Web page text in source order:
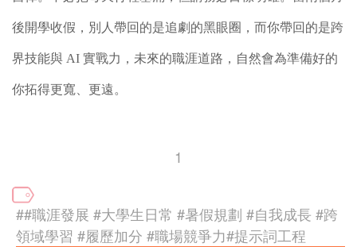
後開學收假，別人帶回的是追劇的黑眼圈，而你帶回的是跨
界技能與 AI 實戰力，未來的職涯道路，自然會為準備好的
你拓得更寬、更遠。
1
##職涯發展 #大學生日常 #暑假規劃 #自我成長 #跨
領域學習 #履歷加分 #職場競爭力#提示詞工程